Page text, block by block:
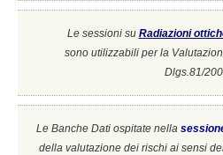
Le sessioni su Radiazioni
sono utilizzabili per la
Dlgs.81/
Le Banche Dati ospitate nella
della valutazione dei rischi ai sensi